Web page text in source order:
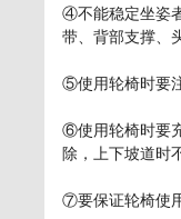
④不能稳定坐姿
带、背部支撑、
⑤使用轮椅时要
⑥使用轮椅时要
除，上下坡道时
⑦要保证轮椅使